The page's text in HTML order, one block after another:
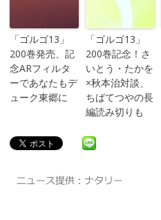
「ゴルゴ13」
200巻発売、記
念ARフィルタ
ーであなたもデ
ューク東郷に
「ゴルゴ13」
200巻記念！さ
いとう・たかを
×秋本治対談、
ちばてつやの長
編読み切りも